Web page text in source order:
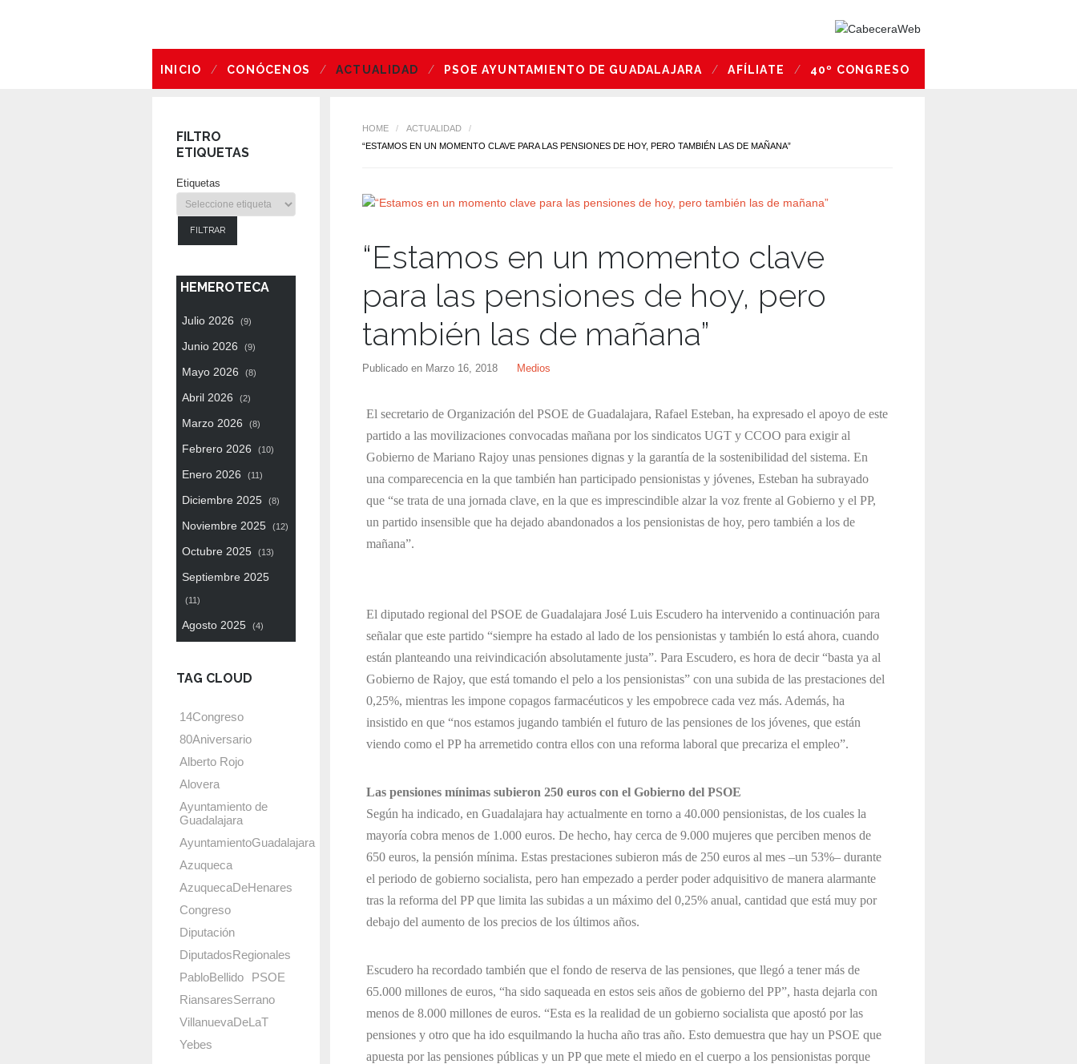
INICIO CONÓCENOS ACTUALIDAD PSOE AYUNTAMIENTO DE GUADALAJARA AFÍLIATE 40º CONGRESO
HOME / ACTUALIDAD
/
“ESTAMOS EN UN MOMENTO CLAVE PARA LAS PENSIONES DE HOY, PERO TAMBIÉN LAS DE MAÑANA”
“Estamos en un momento clave
para las pensiones de hoy, pero
también las de mañana”
Publicado en Marzo 16, 2018 Medios
El secretario de Organización del PSOE de Guadalajara, Rafael Esteban, ha expresado el apoyo de este
partido a las movilizaciones convocadas mañana por los sindicatos UGT y CCOO para exigir al
Gobierno de Mariano Rajoy unas pensiones dignas y la garantía de la sostenibilidad del sistema. En
una comparecencia en la que también han participado pensionistas y jóvenes, Esteban ha subrayado
que “se trata de una jornada clave, en la que es imprescindible alzar la voz frente al Gobierno y el PP,
un partido insensible que ha dejado abandonados a los pensionistas de hoy, pero también a los de
mañana”.
El diputado regional del PSOE de Guadalajara José Luis Escudero ha intervenido a continuación para
señalar que este partido “siempre ha estado al lado de los pensionistas y también lo está ahora, cuando
están planteando una reivindicación absolutamente justa”. Para Escudero, es hora de decir “basta ya al
Gobierno de Rajoy, que está tomando el pelo a los pensionistas” con una subida de las prestaciones del
0,25%, mientras les impone copagos farmacéuticos y les empobrece cada vez más. Además, ha
insistido en que “nos estamos jugando también el futuro de las pensiones de los jóvenes, que están
viendo como el PP ha arremetido contra ellos con una reforma laboral que precariza el empleo”.
Las pensiones mínimas subieron 250 euros con el Gobierno del PSOE
Según ha indicado, en Guadalajara hay actualmente en torno a 40.000 pensionistas, de los cuales la
mayoría cobra menos de 1.000 euros. De hecho, hay cerca de 9.000 mujeres que perciben menos de
650 euros, la pensión mínima. Estas prestaciones subieron más de 250 euros al mes –un 53%– durante
el periodo de gobierno socialista, pero han empezado a perder poder adquisitivo de manera alarmante
tras la reforma del PP que limita las subidas a un máximo del 0,25% anual, cantidad que está muy por
debajo del aumento de los precios de los últimos años.
Escudero ha recordado también que el fondo de reserva de las pensiones, que llegó a tener más de
65.000 millones de euros, “ha sido saqueada en estos seis años de gobierno del PP”, hasta dejarla con
menos de 8.000 millones de euros. “Esta es la realidad de un gobierno socialista que apostó por las
pensiones y otro que ha ido esquilmando la hucha año tras año. Esto demuestra que hay un PSOE que
apuesta por las pensiones públicas y un PP que mete el miedo en el cuerpo a los pensionistas porque
FILTRO
ETIQUETAS
Etiquetas
FILTRAR
HEMEROTECA
Julio 2026 (9)
Junio 2026 (9)
Mayo 2026 (8)
Abril 2026 (2)
Marzo 2026 (8)
Febrero 2026 (10)
Enero 2026 (11)
Diciembre 2025 (8)
Noviembre 2025 (12)
Octubre 2025 (13)
Septiembre 2025
(11)
Agosto 2025 (4)
TAG CLOUD
14Congreso
80Aniversario
Alberto Rojo
Alovera
Ayuntamiento de
Guadalajara
AyuntamientoGuadalajara
Azuqueca
AzuquecaDeHenares
Congreso
Diputación
DiputadosRegionales
PabloBellido
PSOE
RiansaresSerrano
VillanuevaDeLaT
Yebes